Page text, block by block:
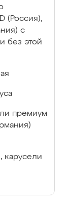
(Россия),
с
без этой
премиум
карусели